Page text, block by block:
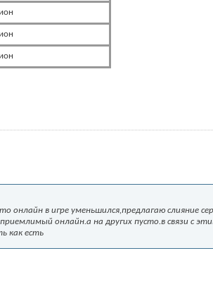
в игре уменьшился,предлагаю слияние
онлайн.а на других пусто.в связи с
как есть